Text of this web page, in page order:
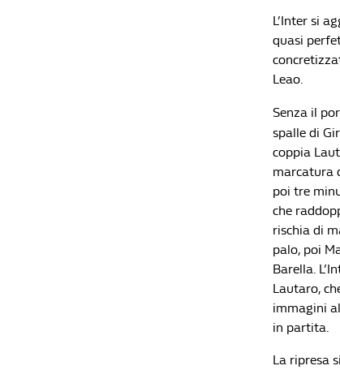
L’Inter si
quasi
Leao.
Senza il
spalle di
coppia
marcatura
poi tre
che
rischia di
palo, poi
Barella.
Lautaro,
immagini
in partita.
La ripresa